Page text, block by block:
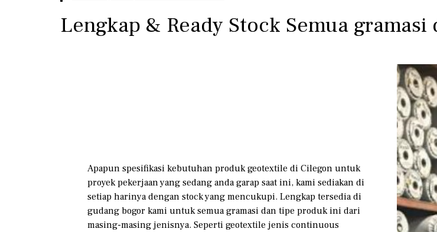
Lengkap & Ready Stock Semua
Apapun spesifikasi kebutuhan produk geotextile di Cilegon untuk
proyek pekerjaan yang sedang anda garap saat ini, kami sediakan di
setiap harinya dengan stock yang mencukupi. Lengkap tersedia di
gudang bogor kami untuk semua gramasi dan tipe produk ini dari
masing-masing jenisnya. Seperti geotextile jenis continuous